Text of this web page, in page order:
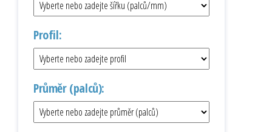
Profil:
Průměr (palců):